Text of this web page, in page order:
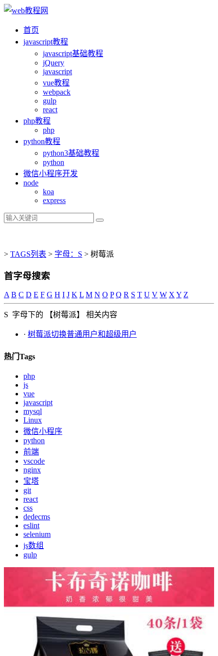
首页
javascript教程
javascript基础教程
jQuery
javascript
vue教程
webpack
gulp
react
php教程
php
python教程
python3基础教程
python
微信小程序开发
node
koa
express
> TAGS列表 > 字母：S > 树莓派
首字母搜索
A B C D E F G H I J K L M N O P Q R S T U V W XY Z
S 字母下的 【树莓派】 相关内容
· 树莓派切换普通用户和超级用户
热门Tags
php
js
vue
javascript
mysql
Linux
微信小程序
python
前端
vscode
nginx
宝塔
git
react
css
dedecms
eslint
selenium
js数组
gulp